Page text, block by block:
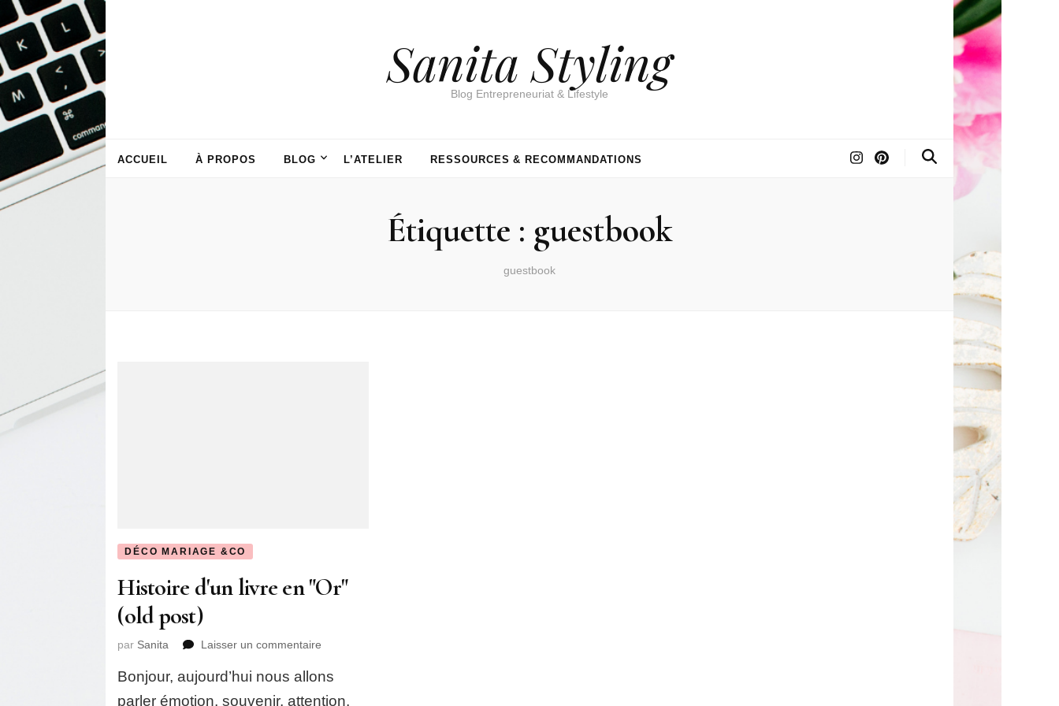
Sanita Styling
Blog Entrepreneuriat & Lifestyle
ACCUEIL À PROPOS BLOG L’ATELIER RESSOURCES & RECOMMANDATIONS
Étiquette : guestbook
guestbook
DÉCO MARIAGE &CO
Histoire d'un livre en "Or"
(old post)
par Sanita Laisser un commentaire
d'un
livre
Bonjour, aujourd’hui nous allons
parler émotion, souvenir, attention,